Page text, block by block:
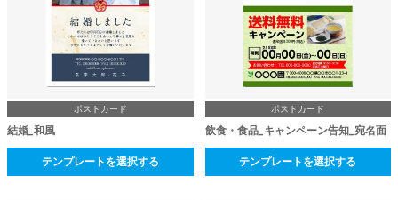
ポストカード
結婚_和風
テンプレートを選択する
ポストカード
飲食・食品_キャンペーン告知_宛名面
テンプレートを選択する